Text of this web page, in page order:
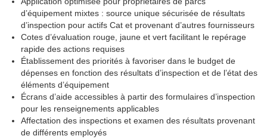
d’équipement mixtes : source unique sécurisée de résultats
d’inspection pour actifs Cat et provenant d’autres fournisseurs
Cotes d’évaluation rouge, jaune et vert facilitant le repérage
rapide des actions requises
Établissement des priorités à favoriser dans le budget de
dépenses en fonction des résultats d’inspection et de l’état des
éléments d’équipement
Écrans d’aide accessibles à partir des formulaires d’inspection
pour les renseignements applicables
Affectation des inspections et examen des résultats provenant
de différents employés